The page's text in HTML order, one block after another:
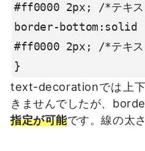
#ff0000 2px; /*テキス
border-bottom:solid
#ff0000 2px; /*テキス
}
text-decorationでは上
きませんでしたが、
指定が可能です。線の太